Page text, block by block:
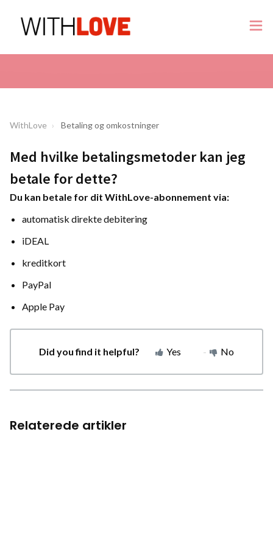
WithLove Betaling og omkostninger
Med hvilke betalingsmetoder kan jeg
betale for dette?
Du kan betale for dit WithLove-abonnement via:
automatisk direkte debitering
iDEAL
kreditkort
PayPal
Apple Pay
Did you find it helpful? Yes No
Relaterede artikler